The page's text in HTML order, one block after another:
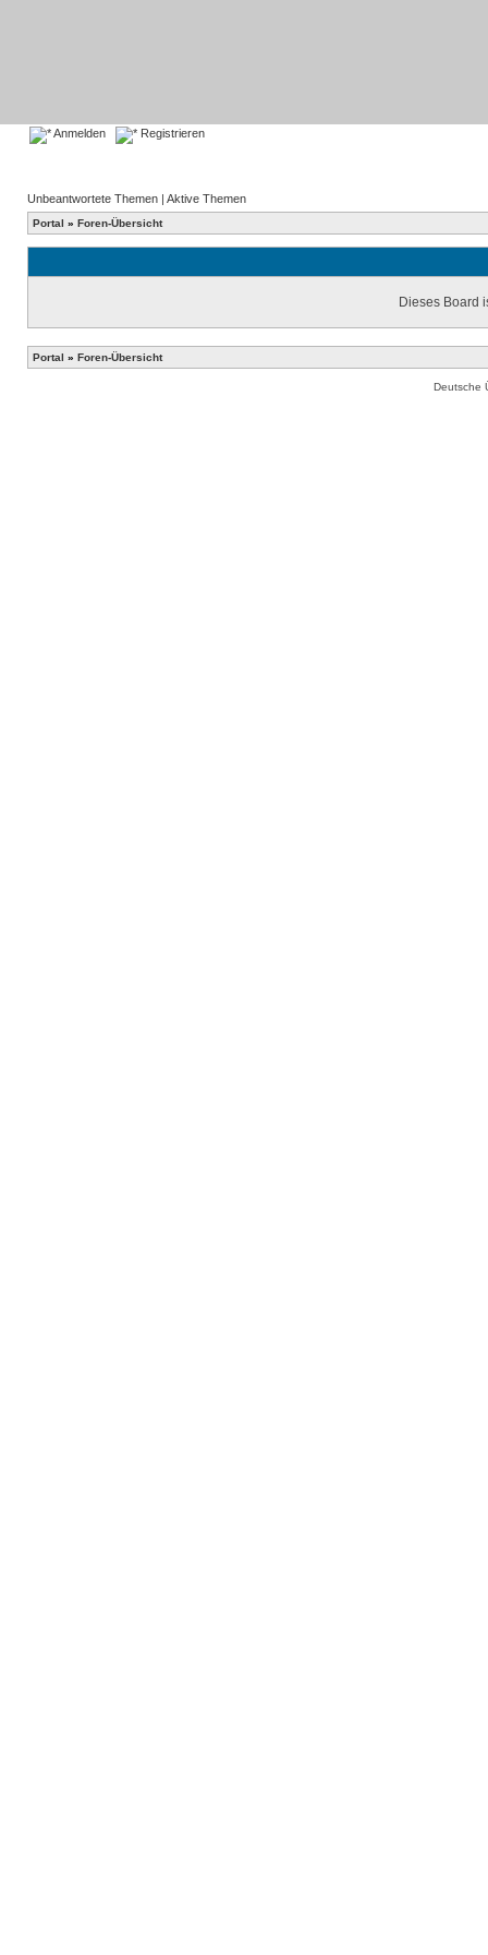
Anmelden Registrieren
Unbeantwortete Themen | Aktive Themen
Portal » Foren-Übersicht
Dieses Board
Portal » Foren-Übersicht
Deutsche